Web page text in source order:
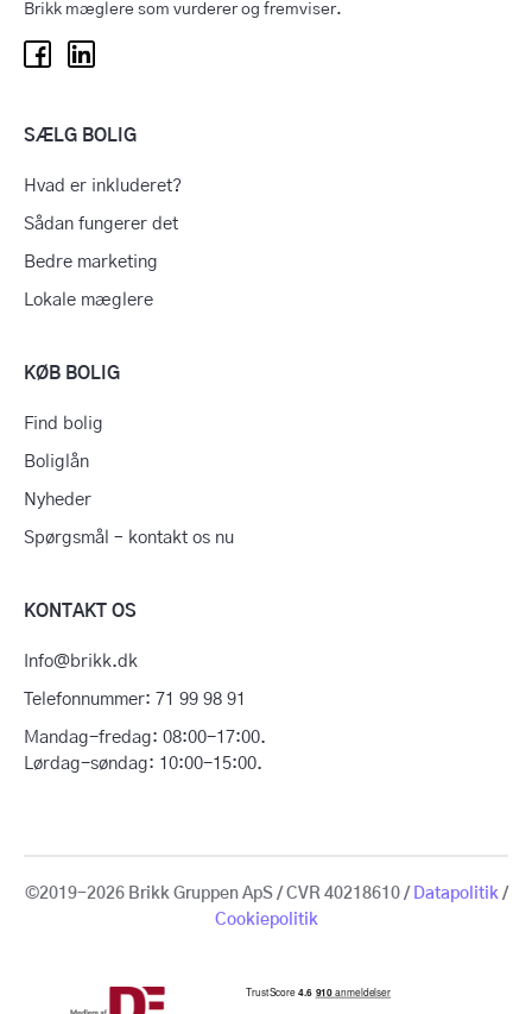
Brikk mæglere som vurderer og fremviser.
SÆLG BOLIG
Hvad er inkluderet?
Sådan fungerer det
Bedre marketing
Lokale mæglere
KØB BOLIG
Find bolig
Boliglån
Nyheder
Spørgsmål – kontakt os nu
KONTAKT OS
Info@brikk.dk
Telefonnummer: 71 99 98 91
Mandag-fredag: 08:00-17:00.
Lørdag-søndag: 10:00-15:00.
©2019-2026 Brikk Gruppen ApS / CVR 40218610 / Datapolitik/
Cookiepolitik